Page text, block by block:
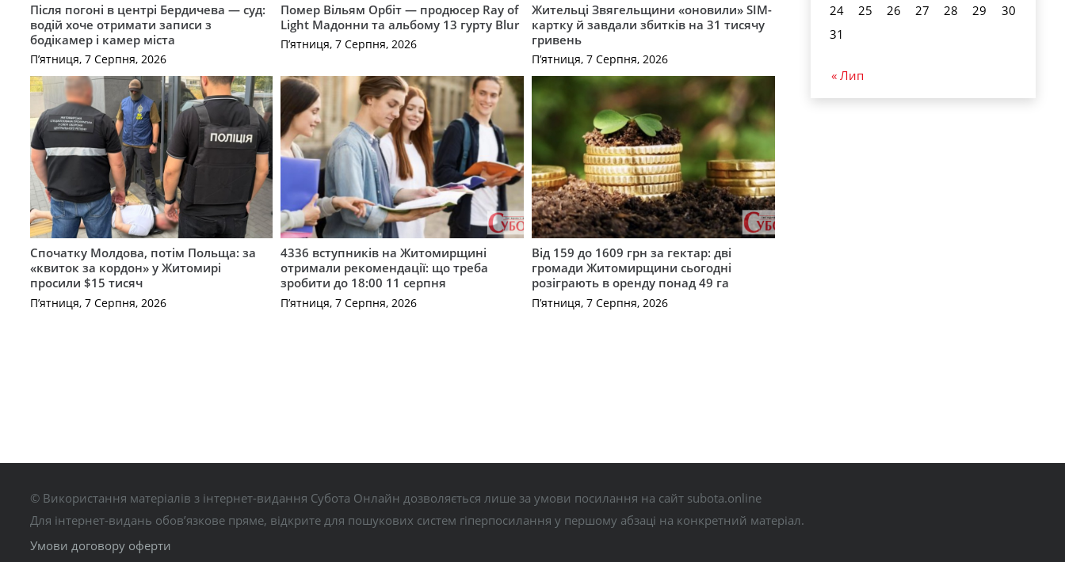
Після погоні в центрі Бердичева — суд:
водій хоче отримати записи з
бодікамер і камер міста
П’ятниця, 7 Серпня, 2026
Помер Вільям Орбіт — продюсер Ray of
Light Мадонни та альбому 13 гурту Blur
П’ятниця, 7 Серпня, 2026
Жительці Звягельщини «оновили» SIM-
картку й завдали збитків на 31 тисячу
гривень
П’ятниця, 7 Серпня, 2026
Спочатку Молдова, потім Польща: за
«квиток за кордон» у Житомирі
просили $15 тисяч
П’ятниця, 7 Серпня, 2026
4336 вступників на Житомирщині
отримали рекомендації: що треба
зробити до 18:00 11 серпня
П’ятниця, 7 Серпня, 2026
Від 159 до 1609 грн за гектар: дві
громади Житомирщини сьогодні
розіграють в оренду понад 49 га
П’ятниця, 7 Серпня, 2026
24
25 26 27 28 29
30
31
« Лип
© Використання матеріалів з інтернет-видання Субота Онлайн дозволяється лише за умови посилання на сайт subota.online
Для інтернет-видань обов’язкове пряме, відкрите для пошукових систем гіперпосилання у першому абзаці на конкретний матеріал.
Умови договору оферти